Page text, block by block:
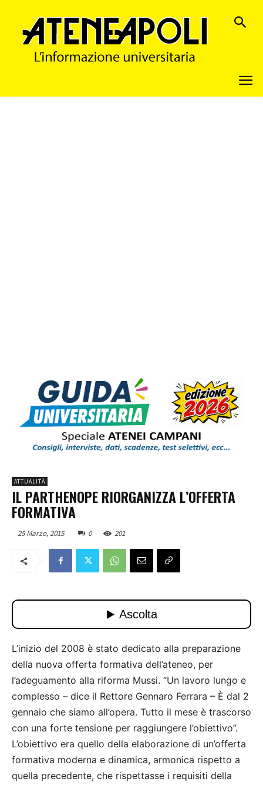
ATTUALITÀ
IL PARTHENOPE RIORGANIZZA L’OFFERTA
FORMATIVA
25 Marzo, 2015 0 201
L’inizio del 2008 è stato dedicato alla preparazione
della nuova offerta formativa dell’ateneo, per
l’adeguamento alla riforma Mussi. “Un lavoro lungo e
complesso – dice il Rettore Gennaro Ferrara – È dal 2
gennaio che siamo all’opera. Tutto il mese è trascorso
con una forte tensione per raggiungere l’obiettivo”.
L’obiettivo era quello della elaborazione di un’offerta
formativa moderna e dinamica, armonica rispetto a
quella precedente, che rispettasse i requisiti della